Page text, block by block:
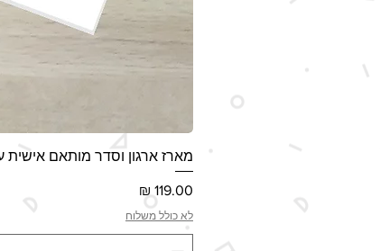
מארז ארגון וסדר מותאם אישית
מחיר
לא כולל משלוח